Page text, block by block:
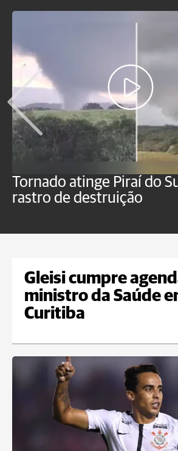
Tornado atinge Piraí do
rastro de destruição
Gleisi cumpre
ministro da Saúde
Curitiba